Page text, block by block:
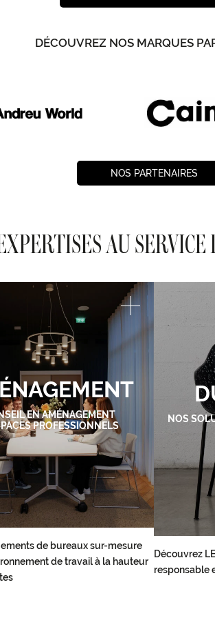
DÉCOUVREZ NOS MARQUES
NOS PARTENAIRES
AU SERVICE
EN AMÉNAGEMENT
PROFESSIONNELS
de bureaux sur-mesure
de travail à la hauteur
NOS
Découvrez
responsable